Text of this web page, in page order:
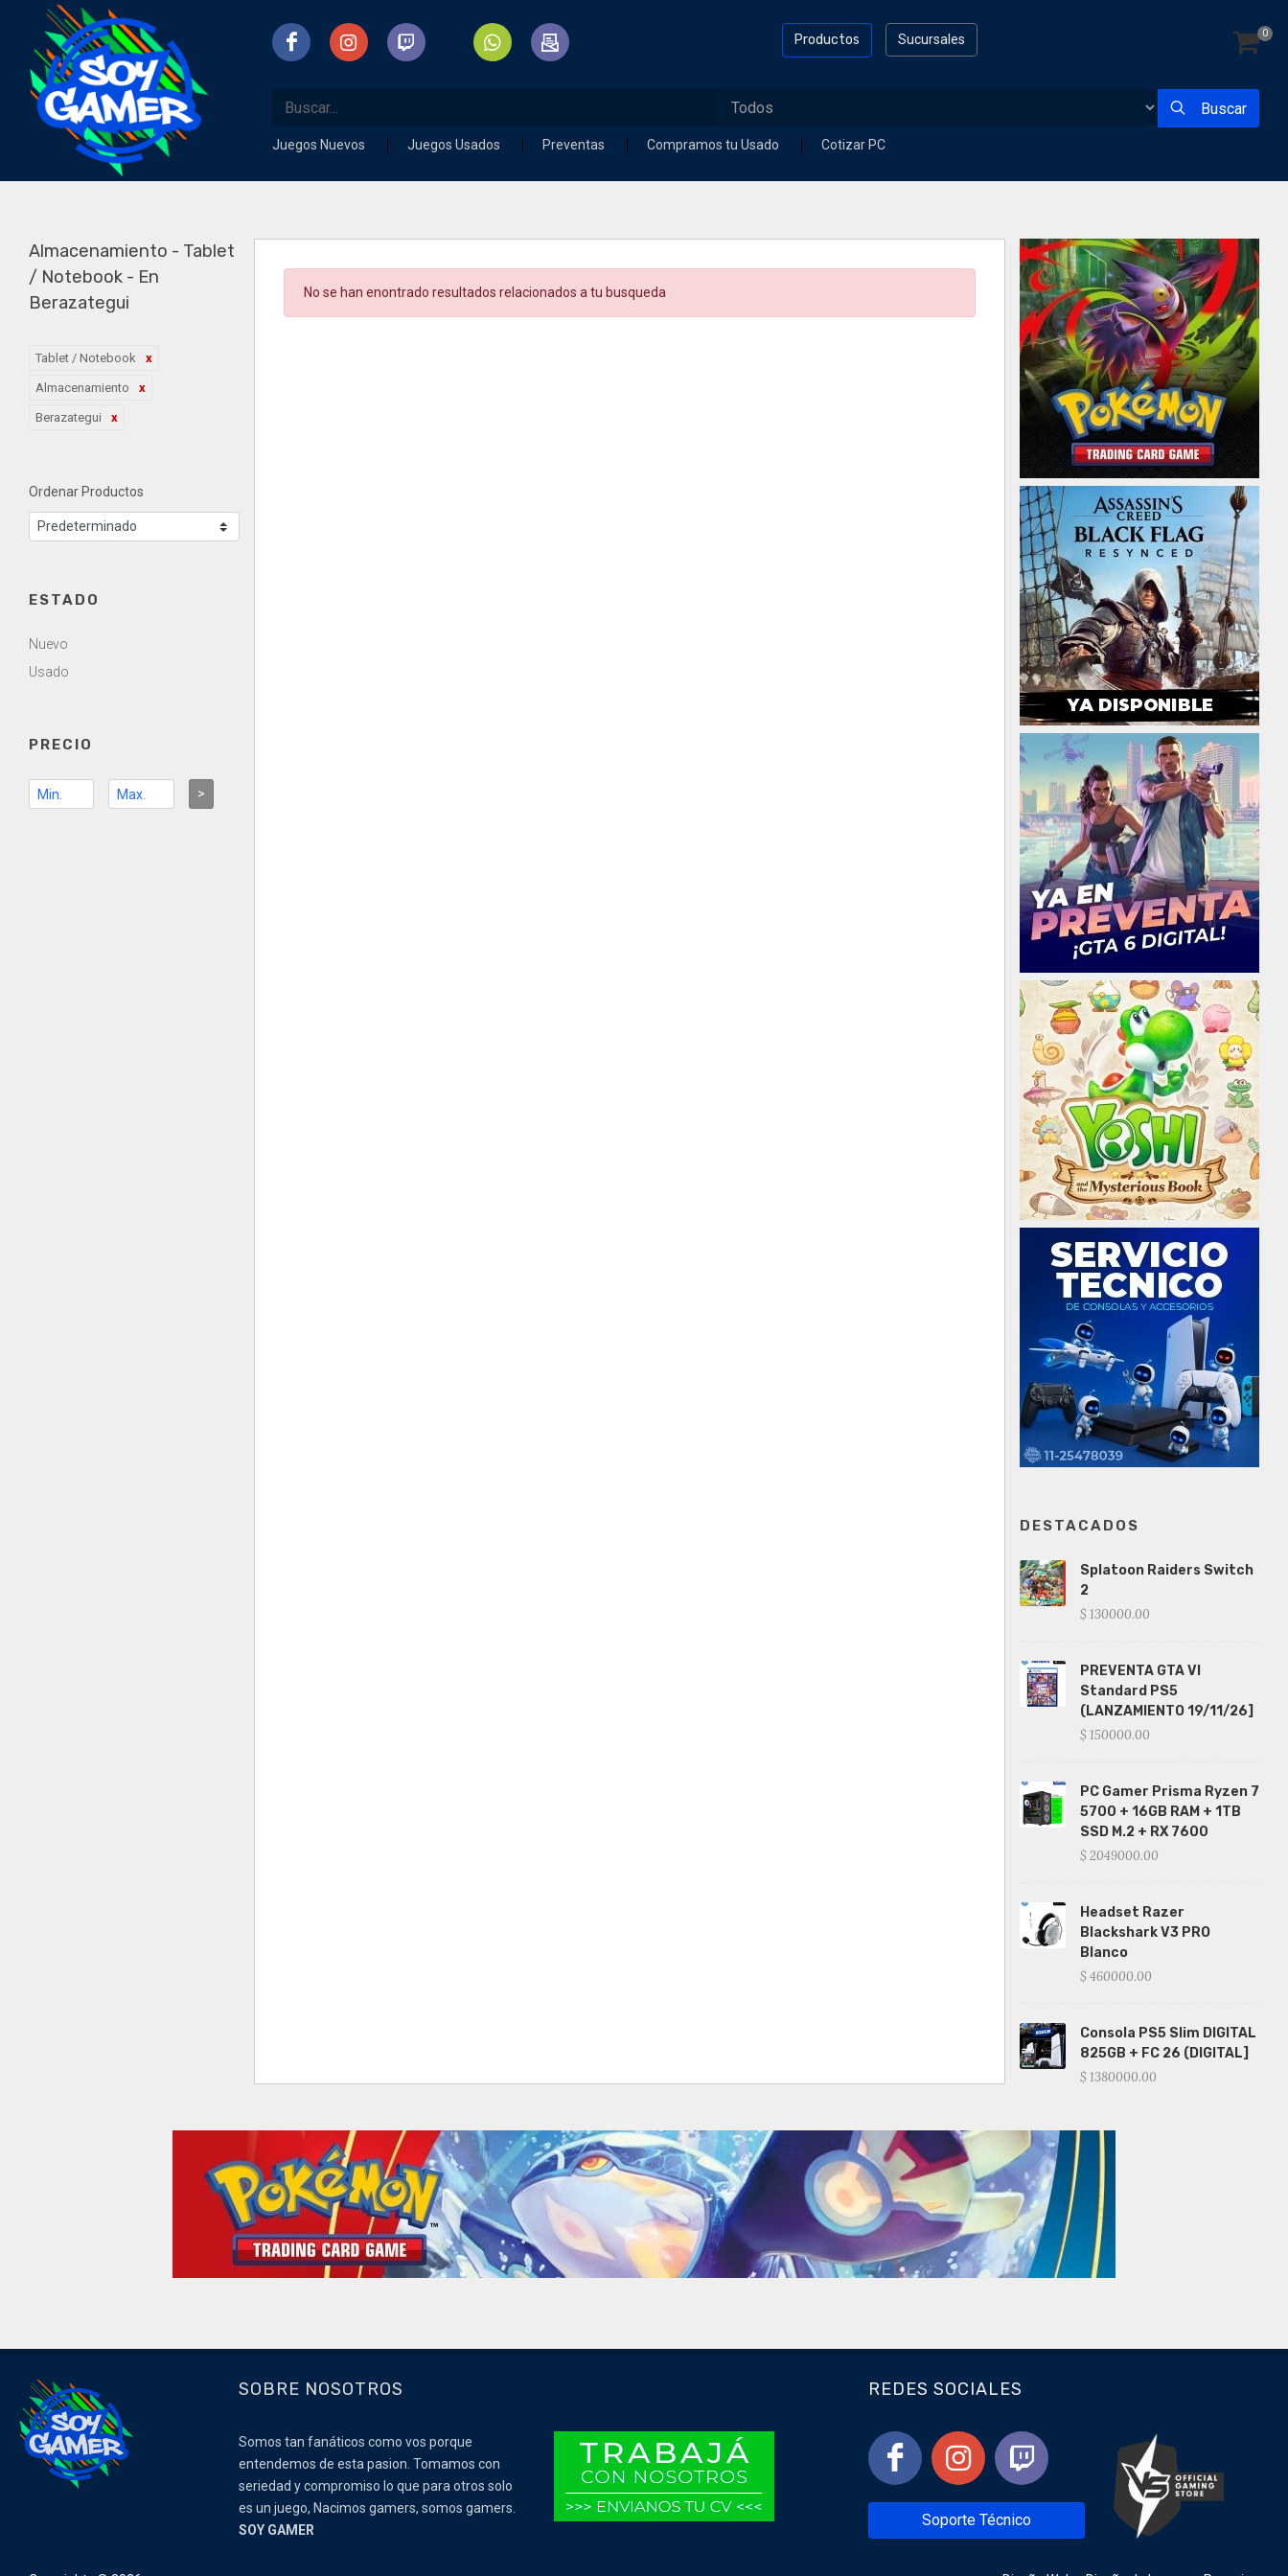
Sucursales
Productos 0
Buscar
Juegos Nuevos Juegos Usados Preventas Compramos tu Usado Cotizar PC
Almacenamiento - Tablet
/ Notebook - En
Berazategui
Tablet / Notebook
Almacenamiento
Berazategui
Ordenar Productos
ESTADO
Nuevo
Usado
PRECIO
>
No se han enontrado resultados relacionados a tu busqueda
DESTACADOS
Splatoon Raiders Switch
2
$ 130000.00
PREVENTA GTA VI
Standard PS5
(LANZAMIENTO 19/11/26]
$ 150000.00
PC Gamer Prisma Ryzen 7
5700 + 16GB RAM + 1TB
SSD M.2 + RX 7600
$ 2049000.00
Headset Razer
Blackshark V3 PRO
Blanco
$ 460000.00
Consola PS5 Slim DIGITAL
825GB + FC 26 (DIGITAL]
$ 1380000.00
SOBRE NOSOTROS
Somos tan fanáticos como vos porque
entendemos de esta pasion. Tomamos con
seriedad y compromiso lo que para otros solo
es un juego, Nacimos gamers, somos gamers.
SOY GAMER
REDES SOCIALES
Soporte Técnico